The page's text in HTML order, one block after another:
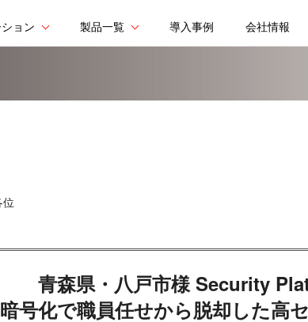
ョン 製品一覧 導入事例 会社情報
青森県・八戸市様 Security
号化で職員任せから脱却した高